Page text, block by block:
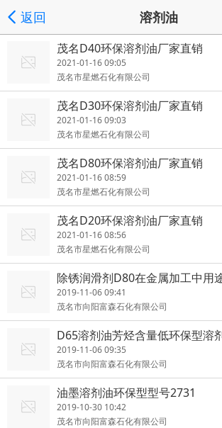
返回 溶剂油
茂名D40环保溶剂油厂家直销
2021-01-16 09:05
茂名市星燃石化有限公司
茂名D30环保溶剂油厂家直销
2021-01-16 09:03
茂名市星燃石化有限公司
茂名D80环保溶剂油厂家直销
2021-01-16 08:59
茂名市星燃石化有限公司
茂名D20环保溶剂油厂家直销
2021-01-16 08:56
茂名市星燃石化有限公司
除锈润滑剂D80在金属加工中用
2019-11-06 09:41
茂名市向阳富森石化有限公司
D65溶剂油芳烃含量低环保型溶
2019-11-06 09:35
茂名市向阳富森石化有限公司
油墨溶剂油环保型型号2731
2019-10-30 10:42
茂名市向阳富森石化有限公司